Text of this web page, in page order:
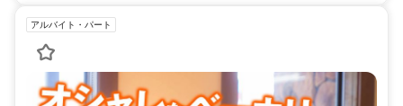
アルバイト・パート